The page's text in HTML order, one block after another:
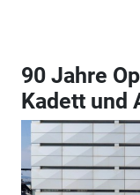
90 Jahre
Kadett und